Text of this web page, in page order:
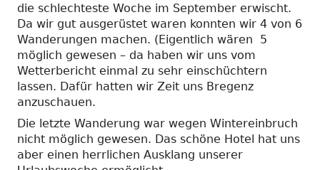
die schlechteste Woche im September erwischt.
Da wir gut ausgerüstet waren konnten wir 4 von 6
Wanderungen machen. (Eigentlich wären 5
möglich gewesen – da haben wir uns vom
Wetterbericht einmal zu sehr einschüchtern
lassen. Dafür hatten wir Zeit uns Bregenz
anzuschauen.
Die letzte Wanderung war wegen Wintereinbruch
nicht möglich gewesen. Das schöne Hotel hat uns
aber einen herrlichen Ausklang unserer